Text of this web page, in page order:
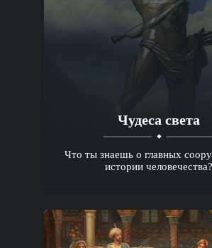
Чудеса света
Что ты знаешь о главных
истории человечества?